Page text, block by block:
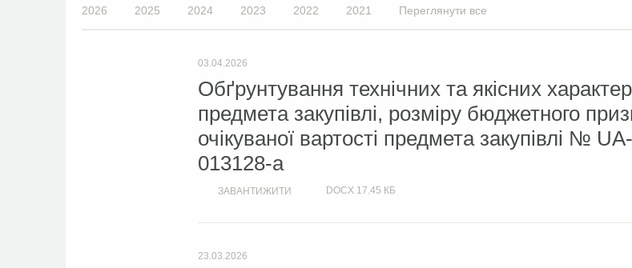
2026 2025 2024 2023 2022 2021 Переглянути все
03.04.2026
Обґрунтування технічних та якісних
предмета закупівлі, розміру бюджетного
очікуваної вартості предмета закупівлі №
013128-a
ЗАВАНТИЖИТИ DOCX 17.45 КБ
23.03.2026